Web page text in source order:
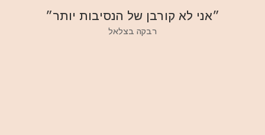
״אני לא קורבן של הנסיבות יותר״
רבקה בצלאל